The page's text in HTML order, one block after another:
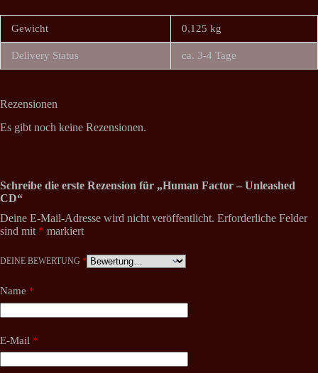
Gewicht 0,125 kg
Delivery Status ca. 3-4 Tage
Rezensionen
Es gibt noch keine Rezensionen.
Schreibe die erste Rezension für „Human Factor – Unleashed
CD“
Deine E-Mail-Adresse wird nicht veröffentlicht. Erforderliche Felder
sind mit * markiert
DEINE BEWERTUNG *
Name *
E-Mail *